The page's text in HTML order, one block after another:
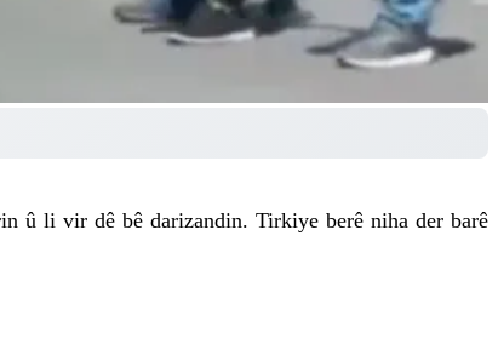
û li vir dê bê darizandin. Tirkiye berê niha der barê